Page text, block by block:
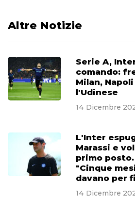
Altre Notizie
Serie A,
comando:
Milan,
l'Udinese
14 Dicembre
L'Inter
Marassi e
primo
"Cinque
davano per
14 Dicembre